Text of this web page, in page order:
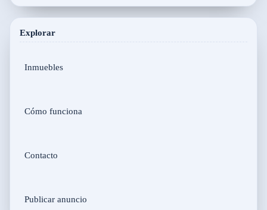
Explorar
Inmuebles
Cómo funciona
Contacto
Publicar anuncio